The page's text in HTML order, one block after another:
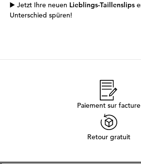
▶️ Jetzt Ihre neuen Lieblings-Taillenslips
Unterschied spüren!
Paiement sur facture
Retour gratuit